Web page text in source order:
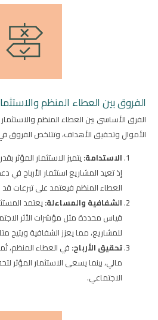
الفروق بين العطاء المنظم
الفرق الأساسي بين العطاء المنظم
الأموال وتحقيق الأهداف، وتتلخص الفروق
الاستدامة:يتميز الاستثمار المؤثر
إذ تعيد المشاريع استثمار الأرباح
العطاء المنظم فيعتمد على تبرعات
الشفافية والمساءلة:يعتمد
قياس محددة مثل مؤشرات الأثر
للمشاريع، مما يعزز الشفافية ويتيح
تحقيق الأرباح: في العطاء المنظم،
مالي، بينما يسعى الاستثمار المؤثر
الاجتماعي.